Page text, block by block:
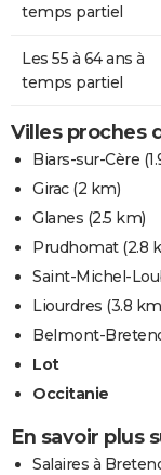
temps partiel
Les 55 à 64 ans à
temps partiel
Villes proches
Biars-sur-Cère
Girac(2 km)
Glanes (2.5 km)
Prudhomat(2.8
Saint-Michel-
Liourdres (3.8
Belmont-
Lot
Occitanie
En savoir plus
Salaires à